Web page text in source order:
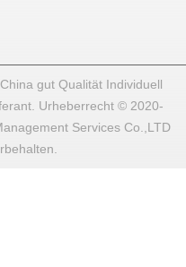
gut Qualität Individuell
Urheberrecht © 2020-
Services Co.,LTD